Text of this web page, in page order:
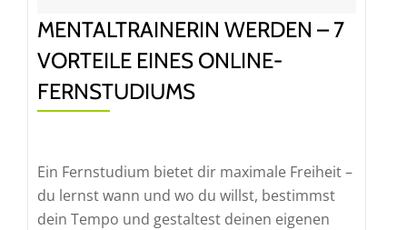
MENTALTRAINERIN WERDEN – 7
VORTEILE EINES ONLINE-
FERNSTUDIUMS
Ein Fernstudium bietet dir maximale Freiheit –
du lernst wann und wo du willst, bestimmst
dein Tempo und gestaltest deinen eigenen